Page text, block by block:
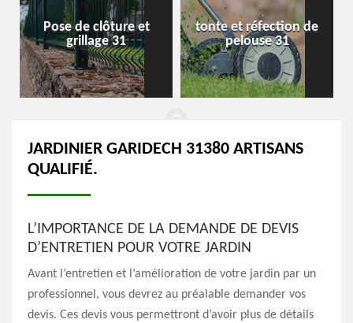
Pose de clôture et
grillage 31
tonte et réfection de
pelouse 31
JARDINIER GARIDECH 31380 ARTISANS
QUALIFIÉ.
L’IMPORTANCE DE LA DEMANDE DE DEVIS
D’ENTRETIEN POUR VOTRE JARDIN
Avant l’entretien et l’amélioration de votre jardin par un
professionnel, vous devrez au préalable demander vos
devis. Ces devis vous permettront d’avoir plus de détails